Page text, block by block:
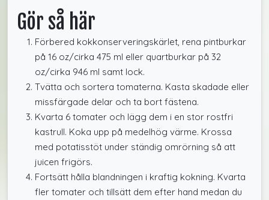
Gör så här
Förbered kokkonserveringskärlet, rena pintburkar
på 16 oz/cirka 475 ml eller quartburkar på 32
oz/cirka 946 ml samt lock.
Tvätta och sortera tomaterna. Kasta skadade eller
missfärgade delar och ta bort fästena.
Kvarta 6 tomater och lägg dem i en stor rostfri
kastrull. Koka upp på medelhög värme. Krossa
med potatisstöt under ständig omrörning så att
juicen frigörs.
Fortsätt hålla blandningen i kraftig kokning. Kvarta
fler tomater och tillsätt dem efter hand medan du